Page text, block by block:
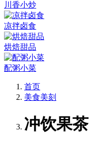
川香小炒
凉拌卤食
烘焙甜品
配粥小菜
首页
美食美刻
冲饮果茶